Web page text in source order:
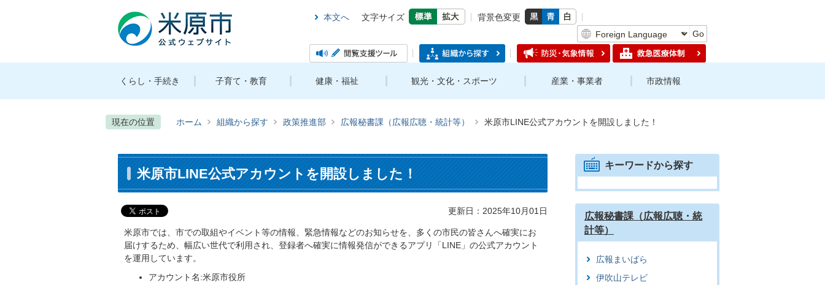
本文へ 文字サイズ
背景色変更
Go
くらし・手続き 子育て・教育 健康・福祉 観光・文化・スポーツ 産業・事業者 市政情報
現在の位置 ホーム 組織から探す 政策推進部 広報秘書課（広報広聴・統計等） 米原市LINE公式アカウントを開設しました！
米原市LINE公式アカウントを開設しました！
更新日：2025年10月01日
米原市では、市での取組やイベント等の情報、緊急情報などのお知らせを、多くの市民の皆さんへ確実にお
届けするため、幅広い世代で利用され、登録者へ確実に情報発信ができるアプリ「LINE」の公式アカウント
を運用しています。
アカウント名:米原市役所
キーワードから探す
広報秘書課（広報広聴・統
計等）
広報まいばら
伊吹山テレビ